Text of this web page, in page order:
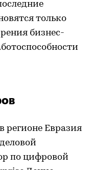
только
бизнес-
регионе Евразия
по цифровой